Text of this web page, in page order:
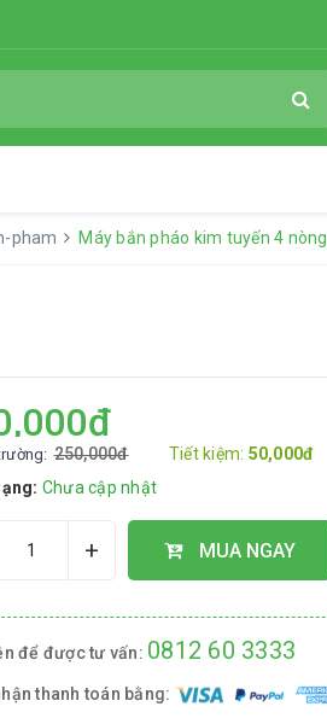
pham Máy bắn pháo kim tuyến 4 nòng
250,000đ Tiết kiệm: 50,000đ
Chưa cập nhật
+ MUA NGAY
để được tư vấn: 0812 60 3333
thanh toán bằng: